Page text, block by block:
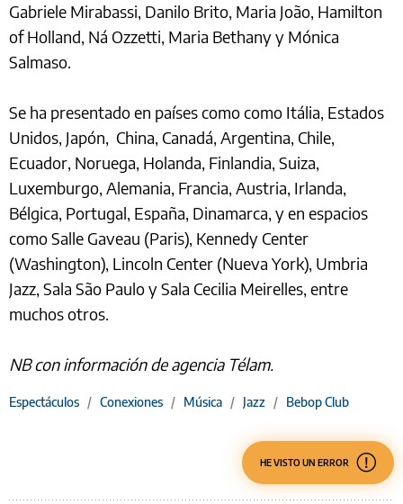
Gabriele Mirabassi, Danilo Brito, Maria João, Hamilton
of Holland, Ná Ozzetti, Maria Bethany y Mónica
Salmaso.
Se ha presentado en países como como Itália, Estados
Unidos, Japón, China, Canadá, Argentina, Chile,
Ecuador, Noruega, Holanda, Finlandia, Suiza,
Luxemburgo, Alemania, Francia, Austria, Irlanda,
Bélgica, Portugal, España, Dinamarca, y en espacios
como Salle Gaveau (Paris), Kennedy Center
(Washington), Lincoln Center (Nueva York), Umbria
Jazz, Sala São Paulo y Sala Cecilia Meirelles, entre
muchos otros.
NB con información de agencia Télam.
Espectáculos / Conexiones / Música / Jazz / Bebop Club
HE VISTO UN ERROR